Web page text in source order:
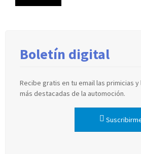
Boletín digital
Recibe gratis en tu email las primicias
más destacadas de la automoción.